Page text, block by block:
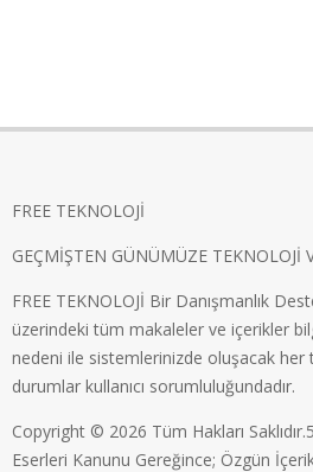
FREE TEKNOLOJİ
GEÇMİŞTEN GÜNÜMÜZE TEKNOLOJİ
FREE TEKNOLOJİ Bir Danışmanlık
üzerindeki tüm makaleler ve içerikler
nedeni ile sistemlerinizde oluşacak her
durumlar kullanıcı sorumluluğundadır.
Copyright © 2026 Tüm Hakları
Eserleri Kanunu Gereğince; Özgün